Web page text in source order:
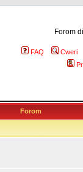
Forom
FAQ
Cweri
Forom